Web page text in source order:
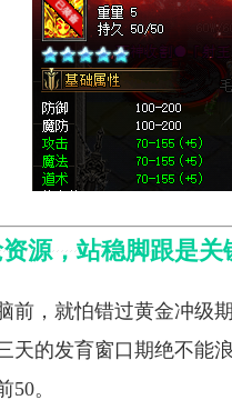
源，站稳脚跟是关
前，就怕错过黄金冲级
天的发育窗口期绝不能
。